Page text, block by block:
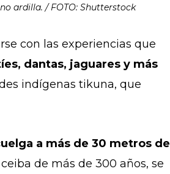
ardilla. / FOTO: Shutterstock
con las experiencias que
dantas, jaguares y más
indígenas tikuna, que
a más de 30 metros de
de más de 300 años, se